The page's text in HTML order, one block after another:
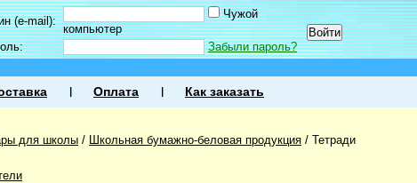
(e-mail):
Чужой
компьютер
Забыли пароль?
Оплата Как заказать
для школы / Школьная бумажно-беловая продукция / Тетради